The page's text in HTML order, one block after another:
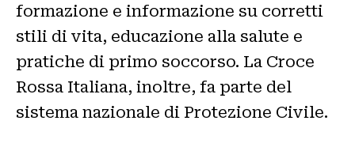
formazione e informazione su corretti
stili di vita, educazione alla salute e
pratiche di primo soccorso. La Croce
Rossa Italiana, inoltre, fa parte del
sistema nazionale di Protezione Civile.